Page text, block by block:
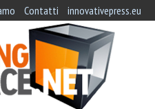
Contatti innovativepress.eu